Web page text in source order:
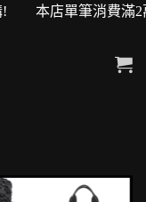
店單筆消費滿2